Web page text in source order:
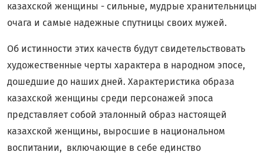
казахской женщины - сильные, мудрые хранительницы
очага и самые надежные спутницы своих мужей.
Об истинности этих качеств будут свидетельствовать
художественные черты характера в народном эпосе,
дошедшие до наших дней. Характеристика образа
казахской женщины среди персонажей эпоса
представляет собой эталонный образ настоящей
казахской женщины, выросшие в национальном
воспитании, включающие в себе единство